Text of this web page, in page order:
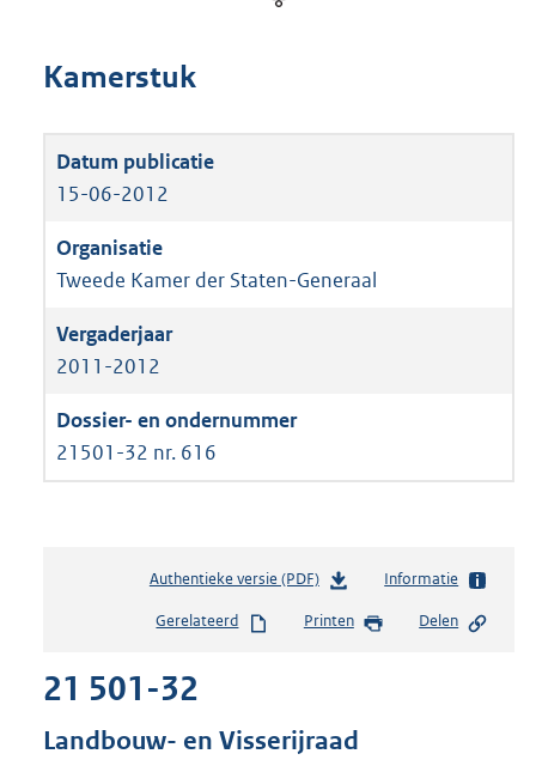
Kamerstuk
15-06-2012
Tweede Kamer der Staten-Generaal
2011-2012
21501-32 nr. 616
Authentieke versie (PDF)b
s
s
Informatie
Gerelateerd Printen Delen
21 501-32
Landbouw- en Visserijraad